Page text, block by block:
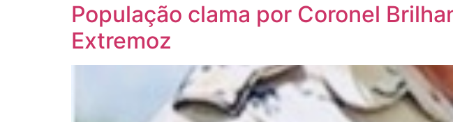
População clama por Coronel
Extremoz